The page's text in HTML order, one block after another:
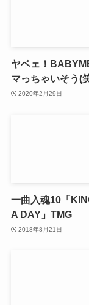
ヤベェ！
マっちゃいそう(
2020年2月29日
一曲入魂10「
A DAY」TMG
2018年8月21日